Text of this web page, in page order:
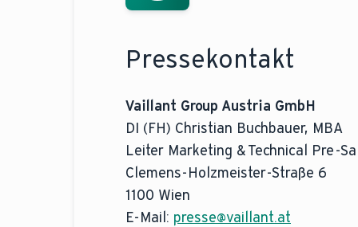
Pressekontakt
Vaillant Group Austria GmbH
DI (FH) Christian Buchbauer, MBA
Leiter Marketing & Technical Pre-
Clemens-Holzmeister-Straße 6
1100 Wien
E-Mail: presse@vaillant.at